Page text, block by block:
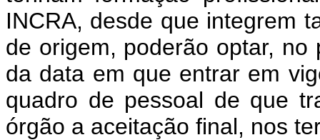
INCRA, desde que integrem
de origem, poderão optar,
da data em que entrar em
quadro de pessoal de que
órgão a aceitação final, nos